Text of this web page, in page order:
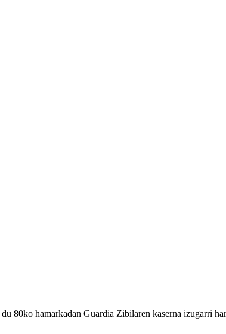
80ko hamarkadan Guardia Zibilaren kaserna izugarri